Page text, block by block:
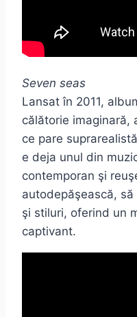
Seven seas
Lansat în 2011,
călătorie imaginară,
ce pare
e deja unul din
contemporan şi
autodepăşească,
şi stiluri, oferind un
captivant.